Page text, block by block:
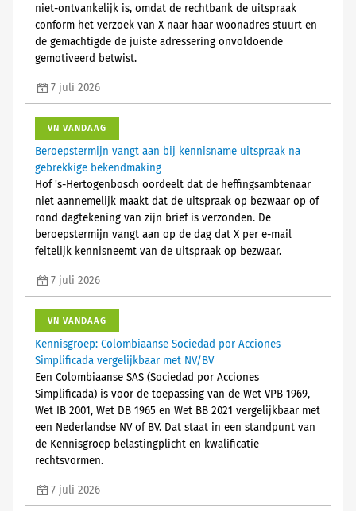
niet-ontvankelijk is, omdat de rechtbank de uitspraak
conform het verzoek van X naar haar woonadres stuurt en
de gemachtigde de juiste adressering onvoldoende
gemotiveerd betwist.
7 juli 2026
VN VANDAAG
Beroepstermijn vangt aan bij kennisname uitspraak na
gebrekkige bekendmaking
Hof 's-Hertogenbosch oordeelt dat de heffingsambtenaar
niet aannemelijk maakt dat de uitspraak op bezwaar op of
rond dagtekening van zijn brief is verzonden. De
beroepstermijn vangt aan op de dag dat X per e-mail
feitelijk kennisneemt van de uitspraak op bezwaar.
7 juli 2026
VN VANDAAG
Kennisgroep: Colombiaanse Sociedad por Acciones
Simplificada vergelijkbaar met NV/BV
Een Colombiaanse SAS (Sociedad por Acciones
Simplificada) is voor de toepassing van de Wet VPB 1969,
Wet IB 2001, Wet DB 1965 en Wet BB 2021 vergelijkbaar met
een Nederlandse NV of BV. Dat staat in een standpunt van
de Kennisgroep belastingplicht en kwalificatie
rechtsvormen.
7 juli 2026